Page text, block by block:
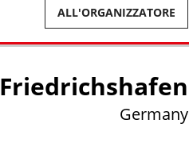
ALL'ORGANIZZATORE
Friedrichshafen
Germany